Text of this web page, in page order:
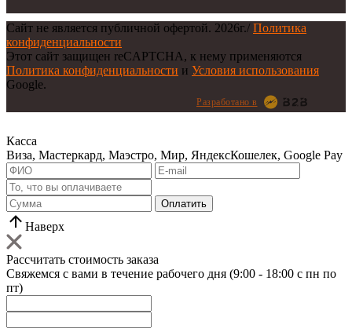
Сайт не является публичной офертой. 2026г./ Политика
конфиденциальности
Этот сайт защищен reCAPTCHA, к нему применяются
Политика конфиденциальности и Условия использования
Google.
Разработано в
Касса
Виза, Мастеркард, Маэстро, Мир, ЯндексКошелек, Google Pay
Оплатить
Наверх
Рассчитать стоимость заказа
Свяжемся с вами в течение рабочего дня (9:00 - 18:00 с пн по
пт)